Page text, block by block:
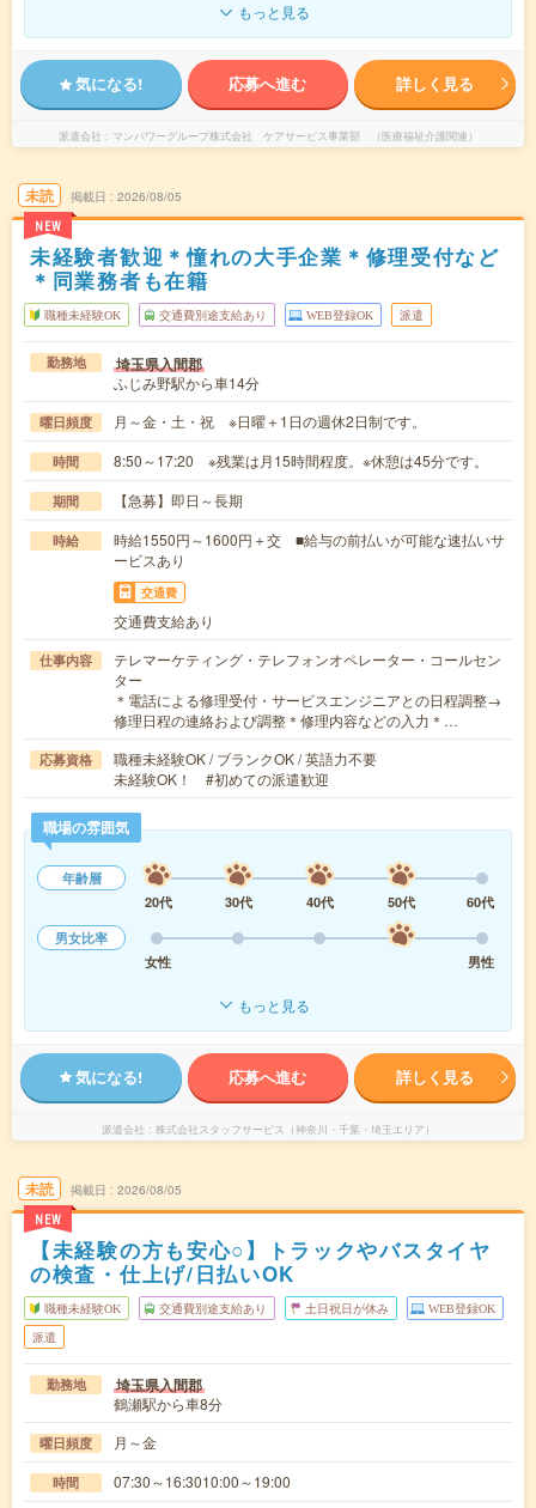
もっと見る
気になる! 応募へ進む 詳しく見る
派遣会社 マンパワーグループ株式会社 ケアサービス事業部 （医療福祉介護関連）
未読
NEW
掲載日 2026/08/05
未経験者歓迎＊憧れの大手企業＊修理受付など
＊同業務者も在籍
職種未経験OK 交通費別途支給あり WEB登録OK 派遣
勤務地 埼玉県入間郡
ふじみ野駅から車14分
曜日頻度 月～金・土・祝 ※日曜＋1日の週休2日制です。
時間 8:50～17:20 ※残業は月15時間程度。※休憩は45分です。
期間 【急募】即日～長期
時給
時給1550円～1600円＋交 ■給与の前払いが可能な速払いサ
ービスあり
交通費
交通費支給あり
仕事内容
テレマーケティング・テレフォンオペレーター・コールセン
ター
＊電話による修理受付・サービスエンジニアとの日程調整→
修理日程の連絡および調整＊修理内容などの入力＊…
応募資格
職種未経験OK / ブランクOK / 英語力不要
未経験OK！ #初めての派遣歓迎
職場の雰囲気
年齢層
20代
30代 40代 50代
60代
男女比率
女性
男性
もっと見る
気になる! 応募へ進む 詳しく見る
派遣会社 株式会社スタッフサービス（神奈川・千葉・埼玉エリア）
未読
NEW
掲載日 2026/08/05
【未経験の方も安心○】トラックやバスタイヤ
の検査・仕上げ/日払いOK
職種未経験OK 交通費別途支給あり 土日祝日が休み WEB登録OK
派遣
勤務地 埼玉県入間郡
鶴瀬駅から車8分
曜日頻度 月～金
時間 07:30～16:3010:00～19:00